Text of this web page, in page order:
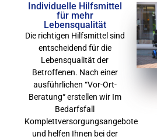
Individuelle Hilfsmittel
für mehr
Lebensqualität
Die richtigen Hilfsmittel sind
entscheidend für die
Lebensqualität der
Betroffenen. Nach einer
ausführlichen “Vor-Ort-
Beratung“ erstellen wir Im
Bedarfsfall
Komplettversorgungsangebote
und helfen Ihnen bei der